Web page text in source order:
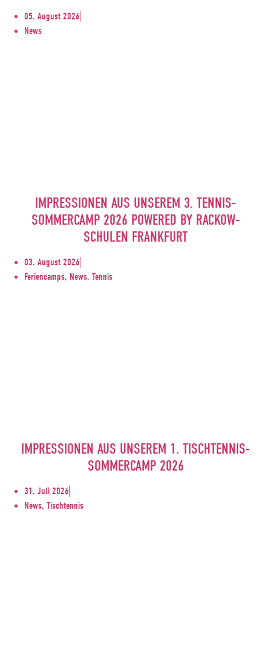
05. August 2026
News
IMPRESSIONEN AUS UNSEREM 3. TENNIS-
SOMMERCAMP 2026 POWERED BY RACKOW-
SCHULEN FRANKFURT
03. August 2026
Feriencamps, News, Tennis
IMPRESSIONEN AUS UNSEREM 1. TISCHTENNIS-
SOMMERCAMP 2026
31. Juli 2026
News, Tischtennis